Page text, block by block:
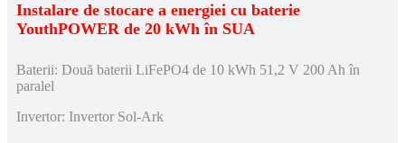
Instalare de stocare a energiei cu baterie
YouthPOWER de 20 kWh în SUA
Baterii: Două baterii LiFePO4 de 10 kWh 51,2 V 200 Ah în
paralel
Invertor: Invertor Sol-Ark